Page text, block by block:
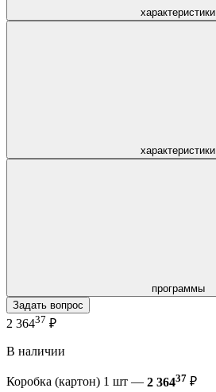
характеристики
характеристики
программы
Задать вопрос
2 36437 ₽
В наличии
Коробка (картон) 1 шт — 2 36437 ₽